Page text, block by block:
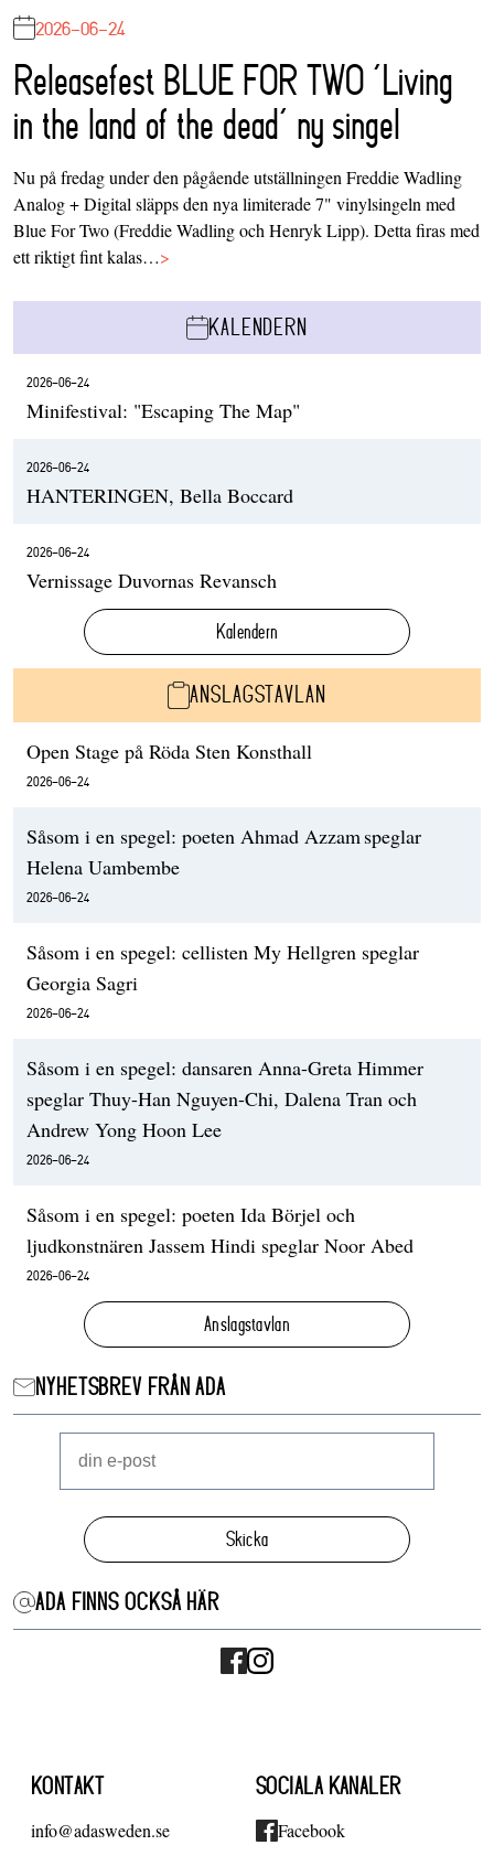
2026-06-24
Releasefest BLUE FOR TWO ‘Living
in the land of the dead’ ny singel
Nu på fredag under den pågående utställningen Freddie Wadling
Analog + Digital släpps den nya limiterade 7" vinylsingeln med
Blue For Two (Freddie Wadling och Henryk Lipp). Detta firas med
ett riktigt fint kalas…>
KALENDERN
2026-06-24
Minifestival: "Escaping The Map"
2026-06-24
HANTERINGEN, Bella Boccard
2026-06-24
Vernissage Duvornas Revansch
Kalendern
ANSLAGSTAVLAN
Open Stage på Röda Sten Konsthall
2026-06-24
Såsom i en spegel: poeten Ahmad Azzam speglar
Helena Uambembe
2026-06-24
Såsom i en spegel: cellisten My Hellgren speglar
Georgia Sagri
2026-06-24
Såsom i en spegel: dansaren Anna-Greta Himmer
speglar Thuy-Han Nguyen-Chi, Dalena Tran och
Andrew Yong Hoon Lee
2026-06-24
Såsom i en spegel: poeten Ida Börjel och
ljudkonstnären Jassem Hindi speglar Noor Abed
2026-06-24
Anslagstavlan
NYHETSBREV FRÅN ADA
Skicka
ADA FINNS OCKSÅ HÄR
KONTAKT
info@adasweden.se
SOCIALA KANALER
Facebook